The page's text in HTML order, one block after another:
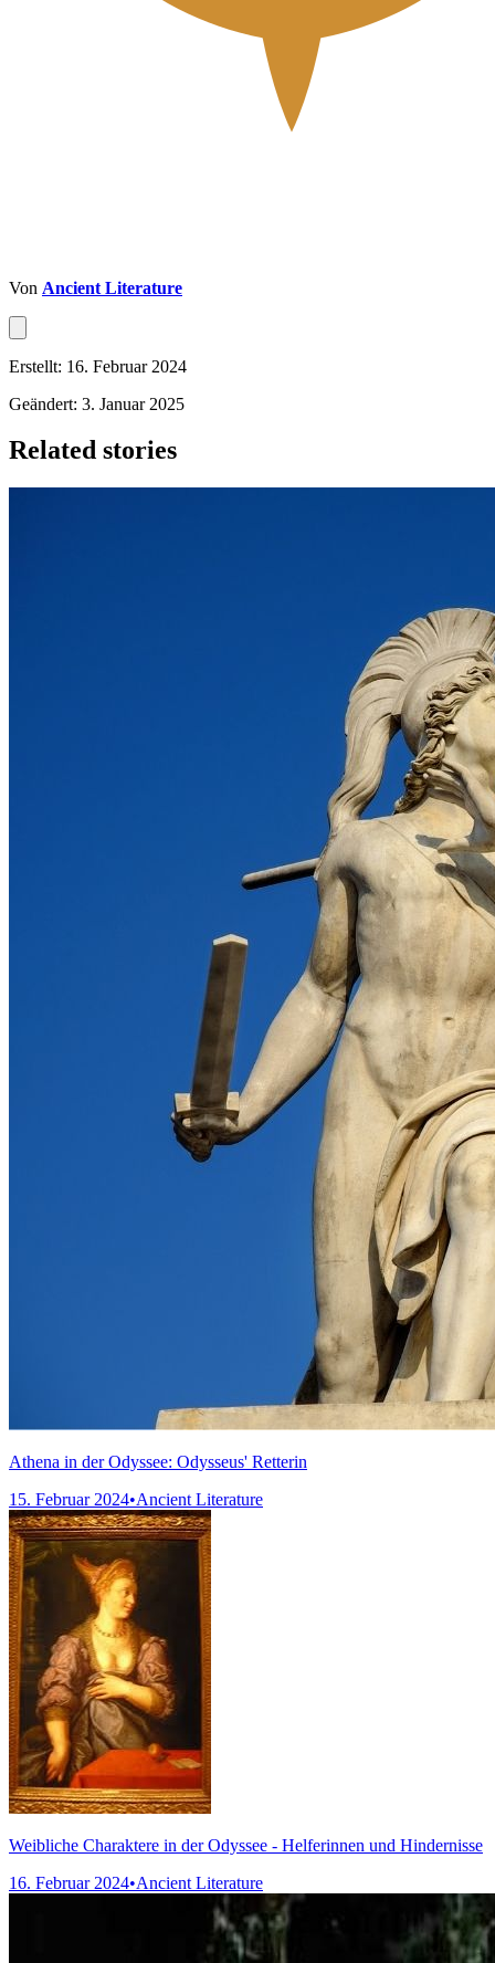
Von Ancient Literature
Erstellt: 16. Februar 2024
Geändert: 3. Januar 2025
Related stories
Athena in der Odyssee: Odysseus' Retterin
15. Februar 2024•Ancient Literature
Weibliche Charaktere in der Odyssee - Helferinnen und Hindernisse
16. Februar 2024•Ancient Literature